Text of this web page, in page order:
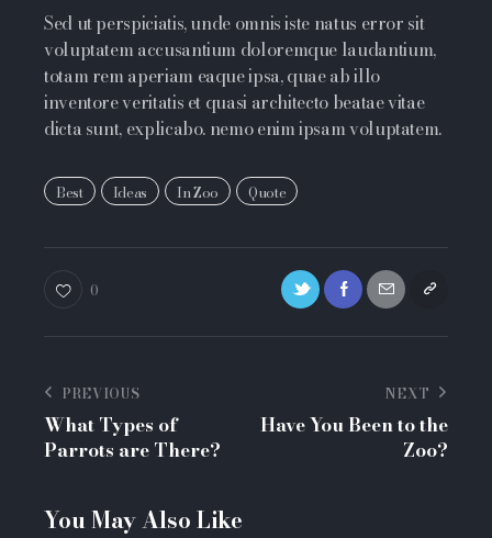
Sed ut perspiciatis, unde omnis iste natus error sit
voluptatem accusantium doloremque laudantium,
totam rem aperiam eaque ipsa, quae ab illo
inventore veritatis et quasi architecto beatae vitae
dicta sunt, explicabo. nemo enim ipsam voluptatem.
Best Ideas In Zoo Quote
0
PREVIOUS
What Types of
Parrots are There?
NEXT
Have You Been to the
Zoo?
You May Also Like